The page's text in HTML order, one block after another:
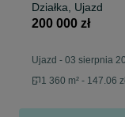
Działka, Ujazd
200 000 zł
Ujazd - 03 sierpnia
1 360 m² - 147.06